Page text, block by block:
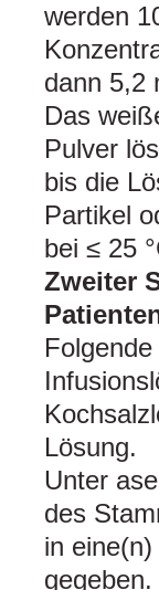
werden
dann 5,2
Das
Pulver
bis die
Partikel
bei ≤ 25
Zweiter
Lösung.
Unter
des
in